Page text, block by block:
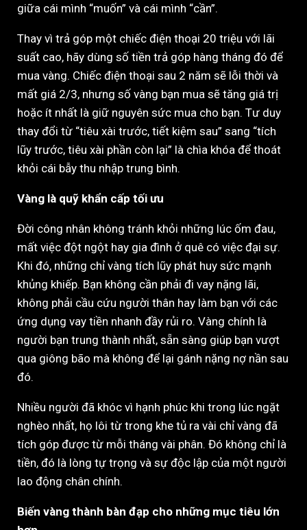
giữa cái mình “muốn” và cái mình “cần”.
Thay vì trả góp một chiếc điện thoại 20 triệu với lãi
suất cao, hãy dùng số tiền trả góp hàng tháng đó để
mua vàng. Chiếc điện thoại sau 2 năm sẽ lỗi thời và
mất giá 2/3, nhưng số vàng bạn mua sẽ tăng giá trị
hoặc ít nhất là giữ nguyên sức mua cho bạn. Tư duy
thay đổi từ “tiêu xài trước, tiết kiệm sau” sang “tích
lũy trước, tiêu xài phần còn lại” là chìa khóa để thoát
khỏi cái bẫy thu nhập trung bình.
Vàng là quỹ khẩn cấp tối ưu
Đời công nhân không tránh khỏi những lúc ốm đau,
mất việc đột ngột hay gia đình ở quê có việc đại sự.
Khi đó, những chỉ vàng tích lũy phát huy sức mạnh
khủng khiếp. Bạn không cần phải đi vay nặng lãi,
không phải cầu cứu người thân hay làm bạn với các
ứng dụng vay tiền nhanh đầy rủi ro. Vàng chính là
người bạn trung thành nhất, sẵn sàng giúp bạn vượt
qua giông bão mà không để lại gánh nặng nợ nần sau
đó.
Nhiều người đã khóc vì hạnh phúc khi trong lúc ngặt
nghèo nhất, họ lôi từ trong khe tủ ra vài chỉ vàng đã
tích góp được từ mỗi tháng vài phân. Đó không chỉ là
tiền, đó là lòng tự trọng và sự độc lập của một người
lao động chân chính.
Biến vàng thành bàn đạp cho những mục tiêu lớn